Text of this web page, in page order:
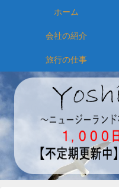
ホーム
会社の紹介
旅行の仕事